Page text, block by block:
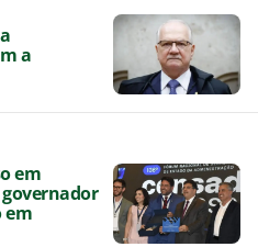
a
em
governador
em